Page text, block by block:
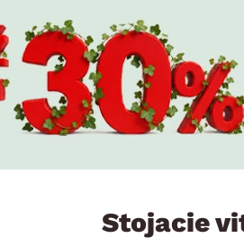
Zrkadlá
Hodiny
Vázy
Zobrazit vše
Stojacie